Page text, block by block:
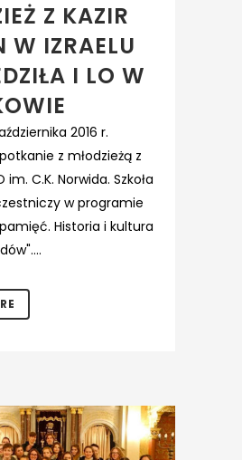
Z KAZIR
W IZRAELU
I LO W
2016 r.
z młodzieżą z
im. C.K. Norwida. Szkoła
w programie
Historia i kultura